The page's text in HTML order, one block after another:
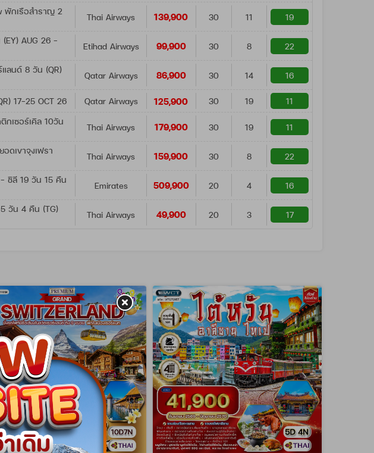
พักเรือสำราญ 2
Thai Airways 139,900 30 11 19
AUG 26 -
Etihad Airways 99,900 30 8 22
ลนด์ 8 วัน (QR)
Qatar Airways 86,900 30 14 16
17-25 OCT 26 Qatar Airways 125,900 30 19 11
กเซอร์เคิล 10วัน
Thai Airways 179,900 30 19 11
ดเขาจุงเฟรา
Thai Airways 159,900 30 8 22
ชิลี 19 วัน 15 คืน
Emirates 509,900 20 4 16
5 วัน 4 คืน (TG)
Thai Airways 49,900 20 3 17